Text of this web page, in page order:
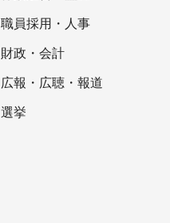
職員採用・人事
財政・会計
広報・広聴・報道
選挙